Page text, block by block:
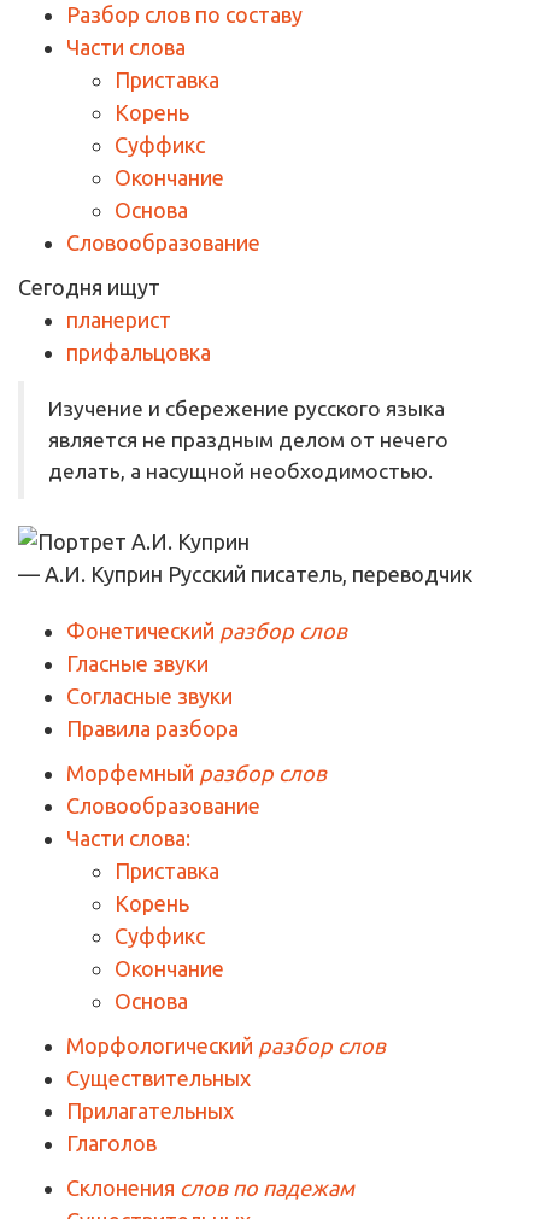
Разбор слов по составу
Части слова
Приставка
Корень
Суффикс
Окончание
Основа
Словообразование
Сегодня ищут
планерист
прифальцовка
Изучение и сбережение русского языка
является не праздным делом от нечего
делать, а насущной необходимостью.
— А.И. Куприн Русский писатель, переводчик
Фонетический разбор слов
Гласные звуки
Согласные звуки
Правила разбора
Морфемный разбор слов
Словообразование
Части слова:
Приставка
Корень
Суффикс
Окончание
Основа
Морфологический разбор слов
Существительных
Прилагательных
Глаголов
Склонения слов по падежам